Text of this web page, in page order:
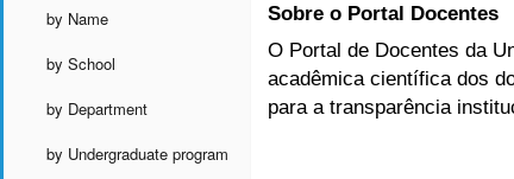
by Name
by School
by Department
by Undergraduate program
Sobre o Portal Docentes
O Portal de Docentes da
acadêmica científica dos
para a transparência